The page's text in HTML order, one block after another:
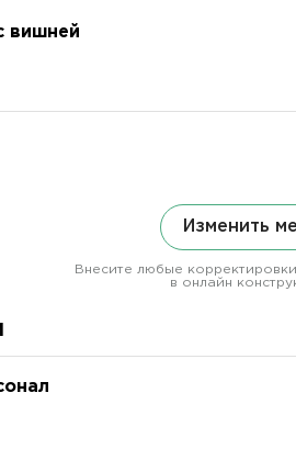
вишней
Изменить
Внесите любые
в онлайн